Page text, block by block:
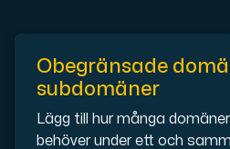
AMD-serien
Maximal prestanda med våra
Obegränsade
subdomäner
Lägg till hur många
behöver under ett och